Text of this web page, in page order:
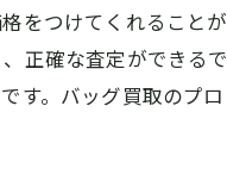
をつけてくれること
正確な査定ができる
す。バッグ買取のプ